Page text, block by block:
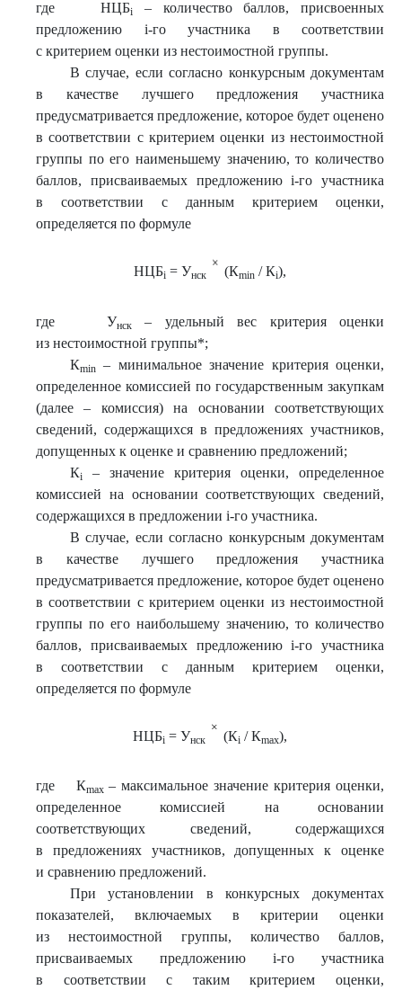
где НЦБi
– количество баллов, присвоенных
предложению i-го участника в соответствии
с критерием оценки из нестоимостной группы.
В случае, если согласно конкурсным документам
в качестве лучшего предложения участника
предусматривается предложение, которое будет оценено
в соответствии с критерием оценки из нестоимостной
группы по его наименьшему значению, то количество
баллов, присваиваемых предложению i-го участника
в соответствии с данным критерием оценки,
определяется по формуле
НЦБi= Унск (Кmin / Кi),
где Унск– удельный вес критерия оценки
из нестоимостной группы*;
Кmin– минимальное значение критерия оценки,
определенное комиссией по государственным закупкам
(далее – комиссия) на основании соответствующих
сведений, содержащихся в предложениях участников,
допущенных к оценке и сравнению предложений;
Кi– значение критерия оценки, определенное
комиссией на основании соответствующих сведений,
содержащихся в предложении i-го участника.
В случае, если согласно конкурсным документам
в качестве лучшего предложения участника
предусматривается предложение, которое будет оценено
в соответствии с критерием оценки из нестоимостной
группы по его наибольшему значению, то количество
баллов, присваиваемых предложению i-го участника
в соответствии с данным критерием оценки,
определяется по формуле
НЦБi= Унск (Кi / Кmax),
где Кmax– максимальное значение критерия оценки,
определенное комиссией на основании
соответствующих сведений, содержащихся
в предложениях участников, допущенных к оценке
и сравнению предложений.
При установлении в конкурсных документах
показателей, включаемых в критерии оценки
из нестоимостной группы, количество баллов,
присваиваемых предложению i-го участника
в соответствии с таким критерием оценки,